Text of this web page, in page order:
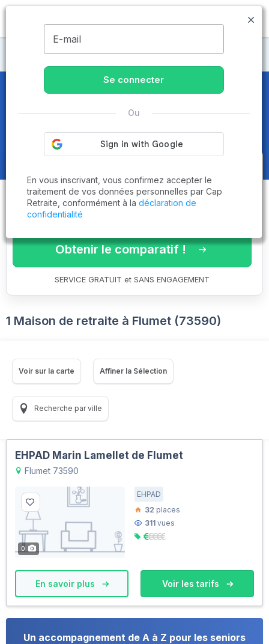
MENU
Maisons de retraite Savoie
Maisons de retraite et EHPAD
Flumet (73590)
Obtenez le
comparatif des
établissementsadaptés à vos
critères en 3 minutes !
Obtenir le comparatif !
SERVICE GRATUIT et SANS ENGAGEMENT
1 Maison de retraite à Flumet (73590)
Voir sur la carte Affiner la Sélection
Recherche par ville
EHPAD Marin Lamellet de Flumet
Flumet 73590
0
EHPAD
32 places
311 vues
En savoir plus Voir les tarifs
Un accompagnement de A à Z pour les seniors
E-mail
Se connecter
Ou
En vous inscrivant, vous confirmez accepter le
traitement de vos données personnelles par Cap
Retraite, conformément à la déclaration de
confidentialité